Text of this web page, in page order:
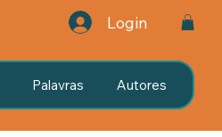
Palavras Autores
Login